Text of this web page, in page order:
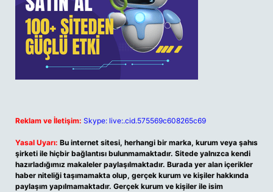
Reklam ve İletişim: Skype: live:.cid.575569c608265c69
Yasal Uyarı: Bu internet sitesi, herhangi bir marka, kurum veya şahıs
şirketi ile hiçbir bağlantısı bulunmamaktadır. Sitede yalnızca kendi
hazırladığımız makaleler paylaşılmaktadır. Burada yer alan içerikler
haber niteliği taşımamakta olup, gerçek kurum ve kişiler hakkında
paylaşım yapılmamaktadır. Gerçek kurum ve kişiler ile isim